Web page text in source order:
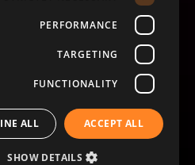
المدن المتحركة
سرير
إقرأ المزيد
PERFORMANCE
TARGETING
FUNCTIONALITY
ACCEPT ALL
ALL
SHOW DETAILS